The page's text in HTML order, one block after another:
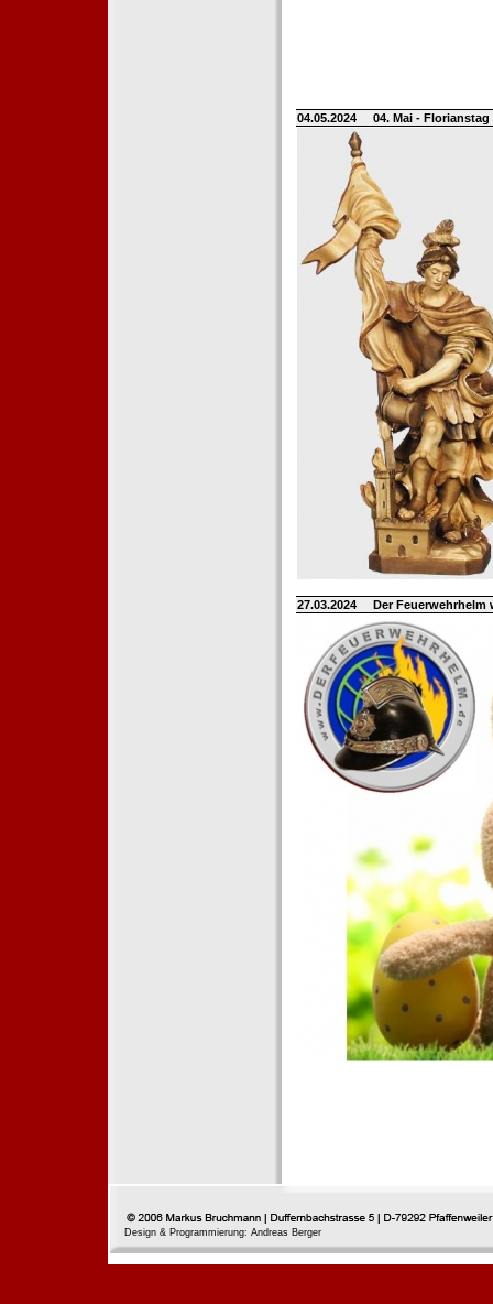
04.05.2024 04. Mai -
27.03.2024 Der
Design & Programmierung: Andreas Berger